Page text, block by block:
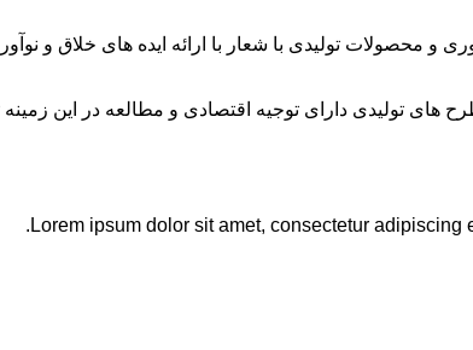
و محصولات تولیدی با شعار با ارائه ایده های خلاق
تولیدی دارای توجیه اقتصادی و مطالعه در این
Lorem ipsum dolor sit amet, consectetur